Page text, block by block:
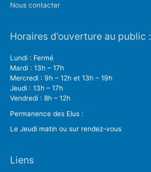
Nous contacter
Horaires d’ouverture au public :
Lundi : Fermé
Mardi : 13h – 17h
Mercredi : 9h – 12h et 13h – 19h
Jeudi : 13h – 17h
Vendredi : 8h – 12h
Permanence des Elus :
Le Jeudi matin ou sur rendez-vous
Liens